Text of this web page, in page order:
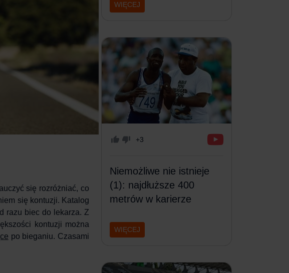
się rozróżniać, co
się kontuzji. Katalog
razu biec do lekarza. Z
kontuzji można
po bieganiu. Czasami
WIĘCEJ
+3
Niemożliwe nie istnieje
(1): najdłuższe 400
metrów w karierze
WIĘCEJ